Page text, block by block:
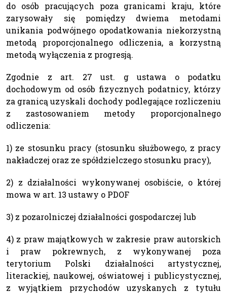
do osób pracujących poza granicami kraju, które
zarysowały się pomiędzy dwiema metodami
unikania podwójnego opodatkowania niekorzystną
metodą proporcjonalnego odliczenia, a korzystną
metodą wyłączenia z progresją.
Zgodnie z art. 27 ust. g ustawa o podatku
dochodowym od osób fizycznych podatnicy, którzy
za granicą uzyskali dochody podlegające rozliczeniu
z zastosowaniem metody proporcjonalnego
odliczenia:
1) ze stosunku pracy (stosunku służbowego, z pracy
nakładczej oraz ze spółdzielczego stosunku pracy),
2) z działalności wykonywanej osobiście, o której
mowa w art. 13 ustawy o PDOF
3) z pozarolniczej działalności gospodarczej lub
4) z praw majątkowych w zakresie praw autorskich
i praw pokrewnych, z wykonywanej poza
terytorium Polski działalności artystycznej,
literackiej, naukowej, oświatowej i publicystycznej,
z wyjątkiem przychodów uzyskanych z tytułu